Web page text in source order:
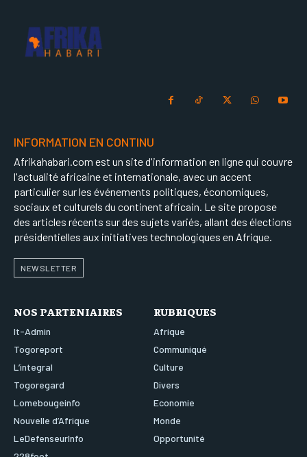
INFORMATION EN CONTINU
Afrikahabari.com est un site d'information en ligne qui couvre
l'actualité africaine et internationale, avec un accent
particulier sur les événements politiques, économiques,
sociaux et culturels du continent africain. Le site propose
des articles récents sur des sujets variés, allant des élections
présidentielles aux initiatives technologiques en Afrique.
NEWSLETTER
NOS PARTENIAIRES
It-Admin
Togoreport
L’integral
Togoregard
Lomebougeinfo
Nouvelle d’Afrique
LeDefenseurInfo
RUBRIQUES
Afrique
Communiqué
Culture
Divers
Economie
Monde
Opportunité